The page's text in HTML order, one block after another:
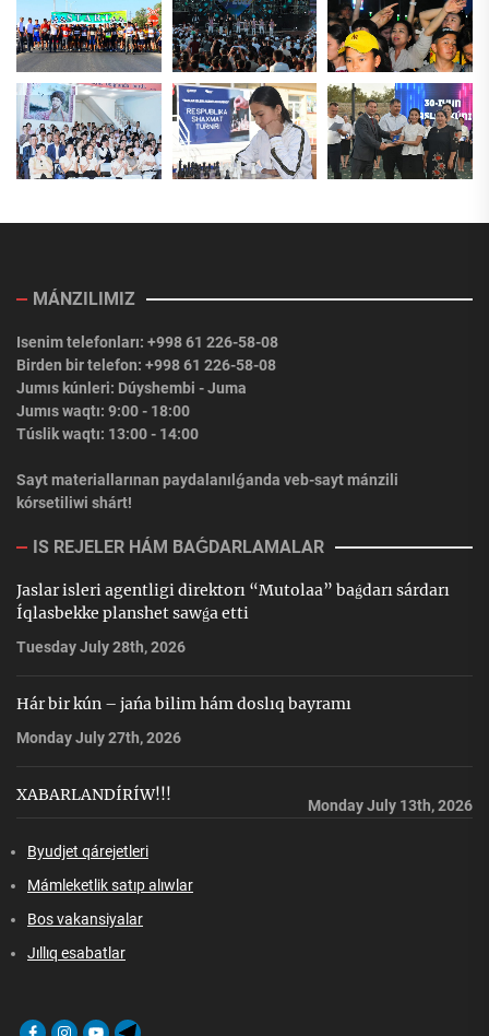
MÁNZILIMIZ
Isenim telefonları: +998 61 226-58-08
Birden bir telefon: +998 61 226-58-08
Jumıs kúnleri: Dúyshembi - Juma
Jumıs waqtı: 9:00 - 18:00
Túslik waqtı: 13:00 - 14:00
Sayt materiallarınan paydalanılǵanda veb-sayt mánzili
kórsetiliwi shárt!
IS REJELER HÁM BAǴDARLAMALAR
Jaslar isleri agentligi direktorı “Mutolaa” baǵdarı sárdarı
Íqlasbekke planshet sawǵa etti
Tuesday July 28th, 2026
Hár bir kún – jańa bilim hám doslıq bayramı
Monday July 27th, 2026
XABARLANDÍRÍW!!!
Monday July 13th, 2026
Byudjet qárejetleri
Mámleketlik satıp alıwlar
Bos vakansiyalar
Jıllıq esabatlar
FacebookInstagram
YoutubeTelegram